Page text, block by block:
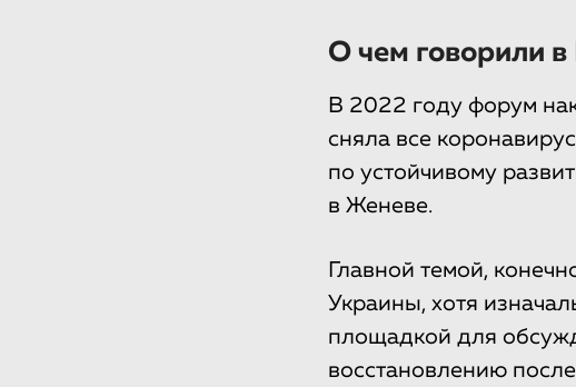
О чем говорили
В 2022 году форум
сняла все
по устойчивому
в Женеве.
Главной темой,
Украины, хотя
площадкой для
восстановлению